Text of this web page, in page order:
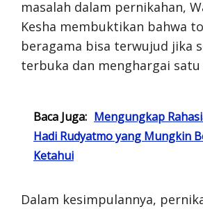
masalah dalam pernikahan,
Kesha membuktikan bahwa
beragama bisa terwujud jika
terbuka dan menghargai satu
Baca Juga: Mengungkap
Hadi Rudyatmo yang Mungkin
Ketahui
Dalam kesimpulannya,